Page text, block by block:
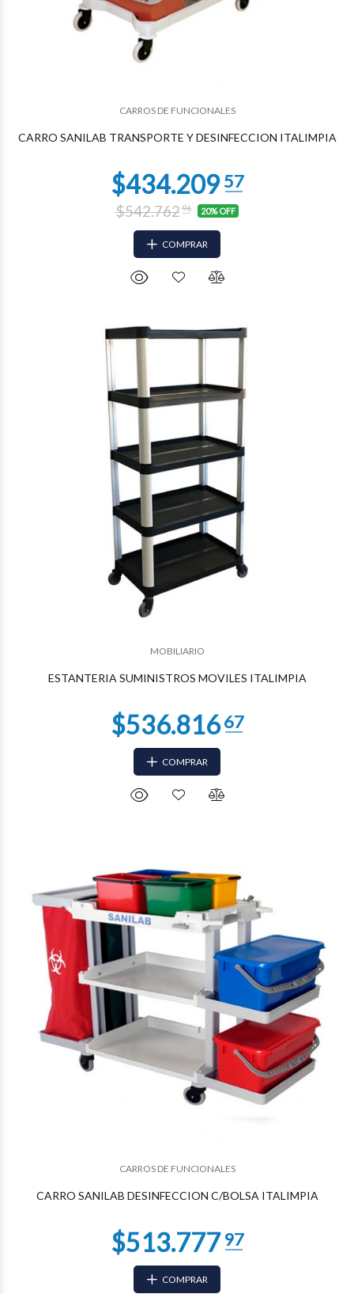
CARROS DE FUNCIONALES
CARRO SANILAB TRANSPORTE Y DESINFECCION ITALIMPIA
$542.76296 20% OFF
COMPRAR
MOBILIARIO
ESTANTERIA SUMINISTROS MOVILES ITALIMPIA
COMPRAR
CARROS DE FUNCIONALES
CARRO SANILAB DESINFECCION C/BOLSA ITALIMPIA
COMPRAR
$329.89294
$324.18786
78